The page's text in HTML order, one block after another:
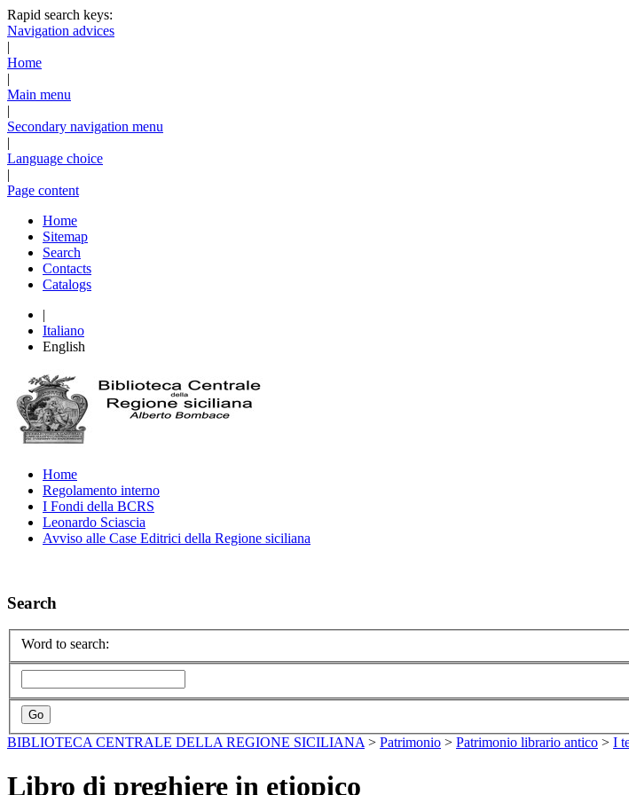
Rapid search keys:
Navigation advices
|
Home
|
Main menu
|
Secondary navigation menu
|
Language choice
|
Page content
Home
Sitemap
Search
Contacts
Catalogs
|
Italiano
English
Home
Regolamento interno
I Fondi della BCRS
Leonardo Sciascia
Avviso alle Case Editrici della Regione siciliana
Search
Word to search:
BIBLIOTECA CENTRALE DELLA REGIONE SICILIANA > Patrimonio > Patrimonio librario antico > I
Libro di preghiere in etiopico